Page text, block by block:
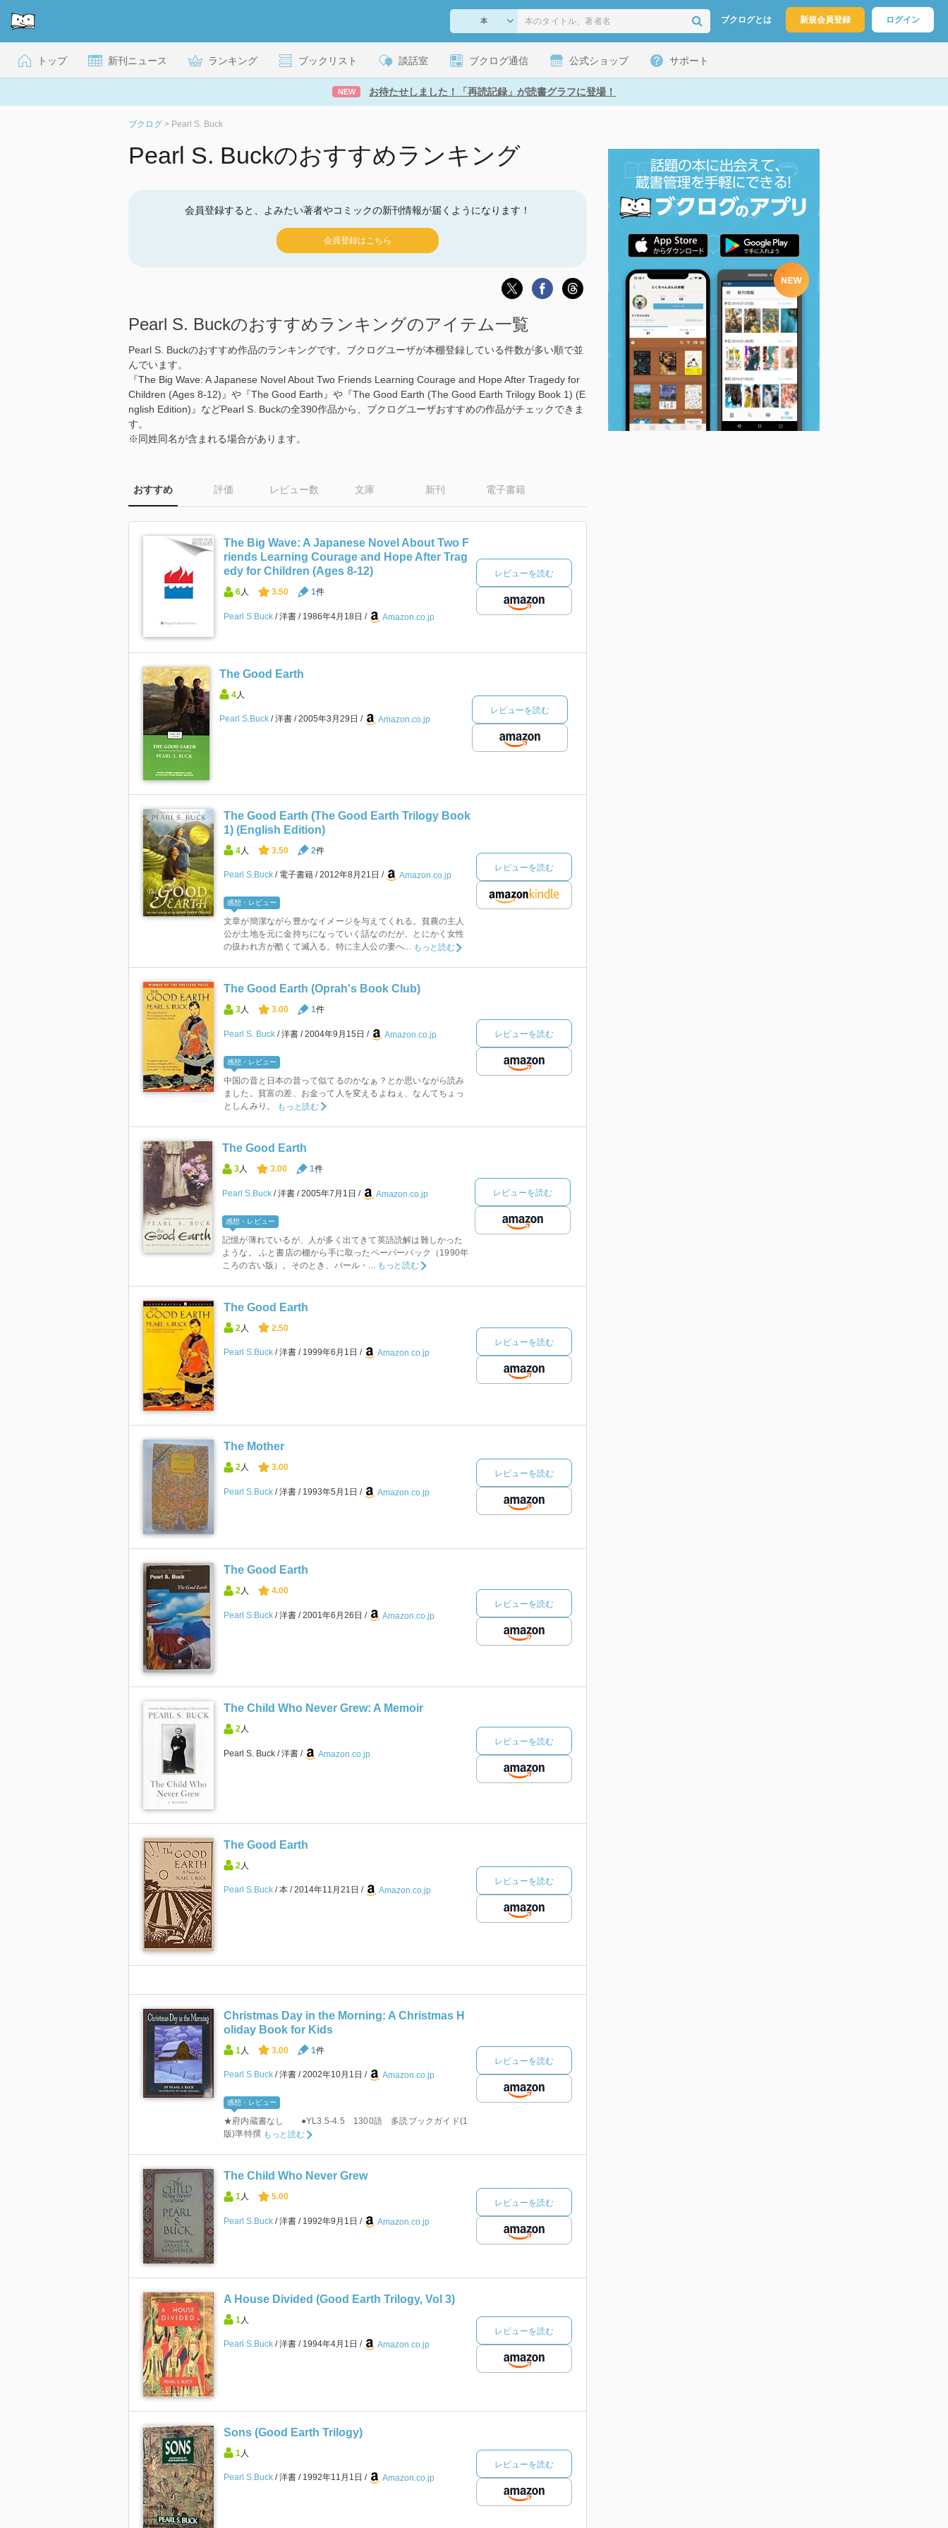
ブクログとは 新規会員登録 ログイン
トップ 新刊ニュース ランキング ブックリスト 談話室 ブクログ通信 公式ショップ サポート
NEW お待たせしました！「再読記録」が読書グラフに登場！
ブクログ > Pearl S. Buck
Pearl S. Buckのおすすめランキング
会員登録すると、よみたい著者やコミックの新刊情報が届くようになります！
会員登録はこちら
Pearl S. Buckのおすすめランキングのアイテム一覧
Pearl S. Buckのおすすめ作品のランキングです。ブクログユーザが本棚登録している件数が多い順で並
んでいます。
『The Big Wave: A Japanese Novel About Two Friends Learning Courage and Hope After Tragedy for
Children (Ages 8-12)』や『The Good Earth』や『The Good Earth (The Good Earth Trilogy Book 1) (E
nglish Edition)』などPearl S. Buckの全390作品から、ブクログユーザおすすめの作品がチェックできま
す。
※同姓同名が含まれる場合があります。
おすすめ 評価 レビュー数 文庫 新刊 電子書籍
The Big Wave: A Japanese Novel About Two F
riends Learning Courage and Hope After Trag
edy for Children (Ages 8-12)
6人 3.50 1件
Pearl S.Buck 洋書 1986年4月18日 Amazon.co.jp
レビューを読む
The Good Earth
4 人
Pearl S.Buck 洋書 2005年3月29日 Amazon.co.jp
レビューを読む
The Good Earth (The Good Earth Trilogy Book
1) (English Edition)
4 人 3.50 2件
Pearl S.Buck 電子書籍 2012年8月21日 Amazon.co.jp
感想・レビュー
文章が簡潔ながら豊かなイメージを与えてくれる。貧農の主人
公が土地を元に金持ちになっていく話なのだが、とにかく女性
の扱われ方が酷くて滅入る。特に主人公の妻へ... もっと読む
レビューを読む
The Good Earth (Oprah's Book Club)
3人 3.00 1件
Pearl S. Buck 洋書 2004年9月15日 Amazon.co.jp
感想・レビュー
中国の昔と日本の昔って似てるのかなぁ？とか思いながら読み
ました。貧富の差、お金って人を変えるよねぇ、なんてちょっ
としんみり。
もっと読む
レビューを読む
The Good Earth
3 人 3.00 1件
Pearl S.Buck 洋書 2005年7月1日 Amazon.co.jp
感想・レビュー
記憶が薄れているが、人が多く出てきて英語読解は難しかった
ような。 ふと書店の棚から手に取ったペーパーバック（1990年
ころの古い版）。そのとき、パール・...
もっと読む
レビューを読む
The Good Earth
2 人 2.50
Pearl S.Buck 洋書 1999年6月1日 Amazon.co.jp
レビューを読む
The Mother
2人 3.00
Pearl S.Buck 洋書 1993年5月1日 Amazon.co.jp
レビューを読む
The Good Earth
2 人 4.00
Pearl S.Buck 洋書 2001年6月26日 Amazon.co.jp
レビューを読む
The Child Who Never Grew: A Memoir
2人
Pearl S. Buck 洋書 Amazon.co.jp
レビューを読む
The Good Earth
2 人
Pearl S.Buck 本 2014年11月21日 Amazon.co.jp
レビューを読む
Christmas Day in the Morning: A Christmas H
oliday Book for Kids
1 人 3.00 1件
Pearl S.Buck 洋書 2002年10月1日 Amazon.co.jp
感想・レビュー
★府内蔵書なし ●YL3.5-4.5 1300語 多読ブックガイド(1
版)準特撰 もっと読む
レビューを読む
The Child Who Never Grew
1人 5.00
Pearl S.Buck 洋書 1992年9月1日 Amazon.co.jp
レビューを読む
A House Divided (Good Earth Trilogy, Vol 3)
1 人
Pearl S.Buck 洋書 1994年4月1日 Amazon.co.jp
レビューを読む
Sons (Good Earth Trilogy)
1 人
Pearl S.Buck 洋書 1992年11月1日 Amazon.co.jp
レビューを読む